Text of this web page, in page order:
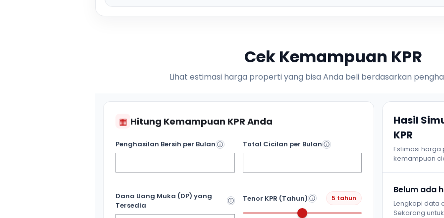
Cek Kemampuan KPR
Lihat estimasi harga properti yang bisa Anda beli berdasarkan
▦ Hitung Kemampuan KPR Anda
Penghasilan Bersih per Bulan Total Cicilan per Bulan
Dana Uang Muka (DP) yang
Tersedia
Tenor KPR (Tahun) 5 tahun
Hasil
KPR
Estimasi
kemampuan
Belum ada
Lengkapi data
Sekarang